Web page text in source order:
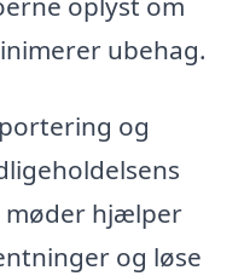
ubehag.
og
møder hjælper
og løse